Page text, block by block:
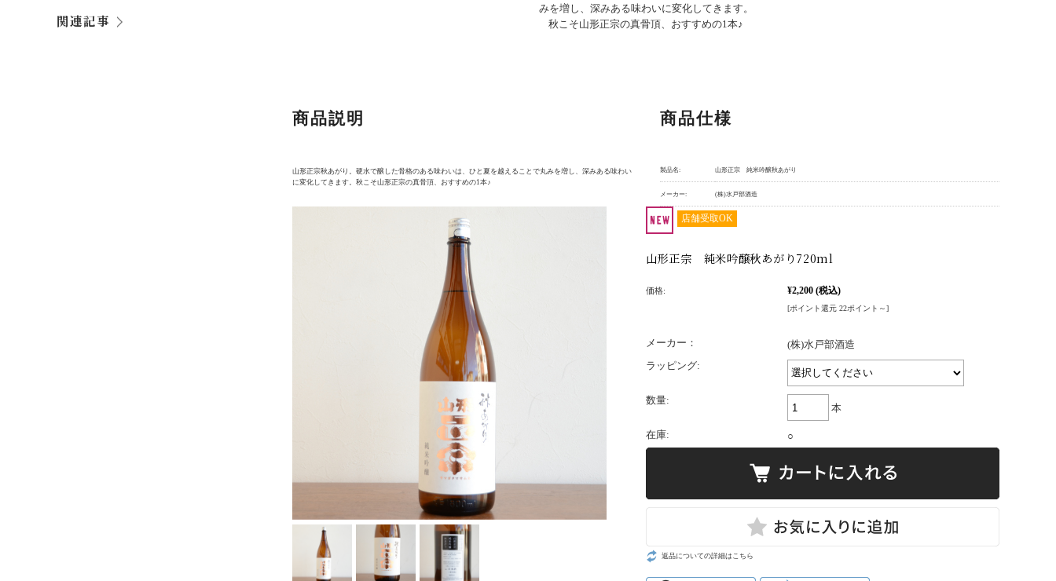
みを増し、深みある味わいに変化してきます。
秋こそ山形正宗の真骨頂、おすすめの1本♪
商品説明
山形正宗秋あがり。硬水で醸した骨格のある味わいは、ひと夏を越えることで丸みを増し、深みある味わい
に変化してきます。秋こそ山形正宗の真骨頂、おすすめの1本♪
商品仕様
製品名: 山形正宗 純米吟醸秋あがり
メーカー: (株)水戸部酒造
店舗受取OK
山形正宗 純米吟醸秋あがり720ml
価格: ¥2,200 (税込)
[ポイント還元 22ポイント～]
メーカー：
(株)水戸部酒造
ラッピング:
数量:
本
在庫: ○
返品についての詳細はこちら
関連記事